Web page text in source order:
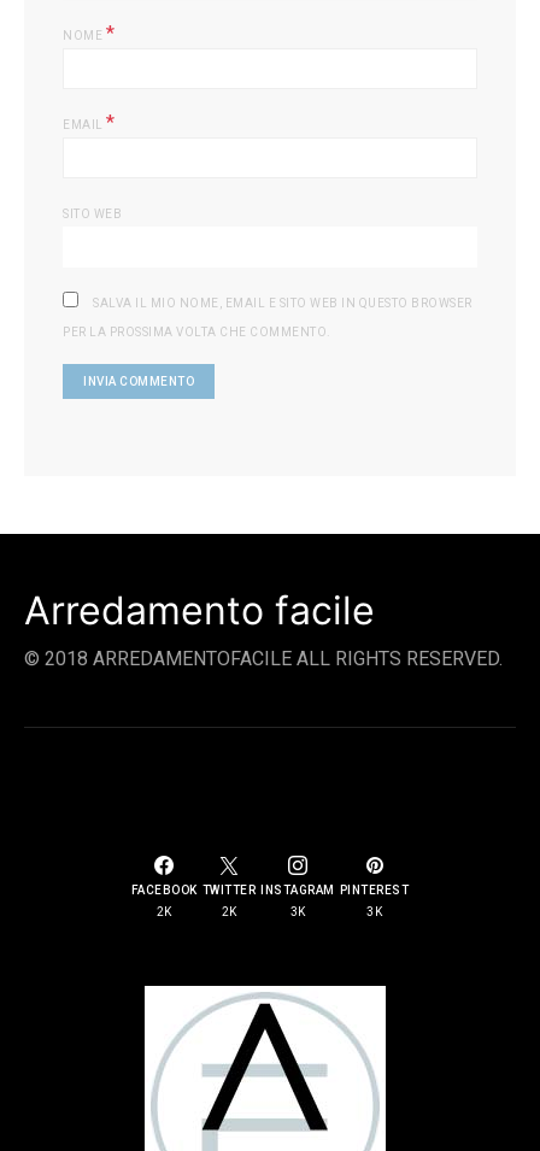
NOME *
EMAIL *
SITO WEB
SALVA IL MIO NOME, EMAIL E SITO WEB IN QUESTO BROWSER
PER LA PROSSIMA VOLTA CHE COMMENTO.
Arredamento facile
© 2018 ARREDAMENTOFACILE ALL RIGHTS RESERVED.
FACEBOOK
2K
TWITTER
2K
INSTAGRAM
3K
PINTEREST
3K